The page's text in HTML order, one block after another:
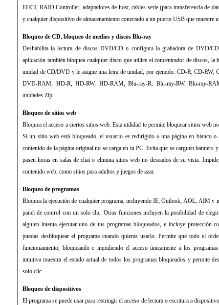
EHCI, RAID Controller, adaptadores de host, cables serie (para transferencia de
y cualquier dispositivo de almacenamiento conectado a un puerto USB que muestre
Bloqueo de CD, bloqueo de medios y discos Blu-ray
Deshabilita la lectura de discos DVD/CD o configura la grabadora de DVD/
aplicación también bloquea cualquier disco que utilice el concentrador de discos, la
unidad de CD/DVD y le asigne una letra de unidad, por ejemplo: CD-R, CD-
DVD-RAM, HD-R, HD-RW, HD-RAM, Blu-ray-R, Blu-ray-RW, Blu-ray-
unidades Zip.
Bloqueo de sitios web
Bloquea el acceso a ciertos sitios web. Esta utilidad te permite bloquear sitios web
Si un sitio web está bloqueado, el usuario es redirigido a una página en blanco o
contenido de la página original no se carga en tu PC. Evita que se carguen banners
pasen horas en salas de chat o elimina sitios web no deseados de su vista.
contenido web, como sitios para adultos y juegos de azar.
Bloqueo de programas
Bloquea la ejecución de cualquier programa, incluyendo IE, Outlook, AOL, AIM y
panel de control con un solo clic. Otras funciones incluyen la posibilidad de
alguien intenta ejecutar uno de tus programas bloqueados, e incluye protección
puedas desbloquear el programa cuando quieras usarlo. Permite que todo el
funcionamiento, bloqueando e impidiendo el acceso únicamente a los
intuitiva muestra el estado actual de todos los programas bloqueados y permite
solo clic.
Bloqueo de dispositivos
El programa se puede usar para restringir el acceso de lectura o escritura a